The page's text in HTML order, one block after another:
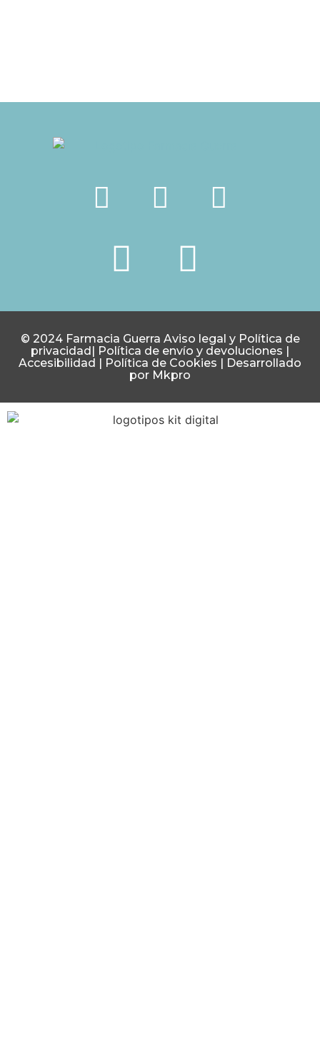
© 2024 Farmacia Guerra Aviso legal y Política de
privacidad| Política de envío y devoluciones |
Accesibilidad | Política de Cookies | Desarrollado
por Mkpro